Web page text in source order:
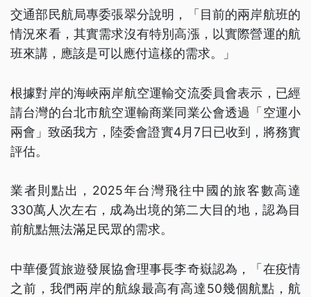
交通部民航局專委張翠分說明，「目前的兩岸航班的
情況來看，其實需求沒有特別高漲，以實際營運的航
班來講，應該是可以應付這樣的需求。」
根據對岸的海峽兩岸航空運輸交流委員會表示，已經
請台灣的台北市航空運輸商業同業公會透過「空運小
兩會」致函我方，陸委會證實4月7日已收到，將務實
評估。
業者則點出，2025年台灣飛往中國的旅客數高達
330萬人次左右，成為出境的第二大目的地，認為目
前航點無法滿足民眾的需求。
中華優質旅遊發展協會理事長李奇嶽認為，「在疫情
之前，我們兩岸的航線最高有高達50幾個航點，航